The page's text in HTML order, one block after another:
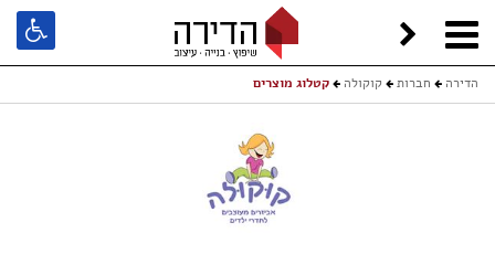
הדירה חברות קוקולה קטלוג מוצרים